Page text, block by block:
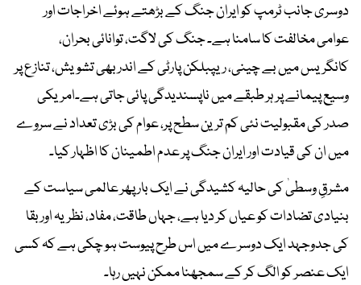
دوسری جانب ٹرمپ کو ایران جنگ کے بڑھتے ہوئے اخراجات اور
عوامی مخالفت کا سامنا ہے۔ جنگ کی لاگت، توانائی بحران،
کانگریس میں بے چینی، ریپبلکن پارٹی کے اندر بھی تشویش، تنازع پر
وسیع پیمانے پر ہر طبقے میں ناپسندیدگی پائی جاتی ہے۔امریکی
صدر کی مقبولیت نئی کم ترین سطح پر، عوام کی بڑی تعداد نے سروے
میں ان کی قیادت اور ایران جنگ پر عدم اطمینان کا اظہار کیا۔
مشرقِ وسطیٰ کی حالیہ کشیدگی نے ایک بار پھر عالمی سیاست کے
بنیادی تضادات کو عیاں کر دیا ہے، جہاں طاقت، مفاد، نظریہ اور بقا
کی جدوجہد ایک دوسرے میں اس طرح پیوست ہو چکی ہے کہ کسی
ایک عنصر کو الگ کر کے سمجھنا ممکن نہیں رہا۔